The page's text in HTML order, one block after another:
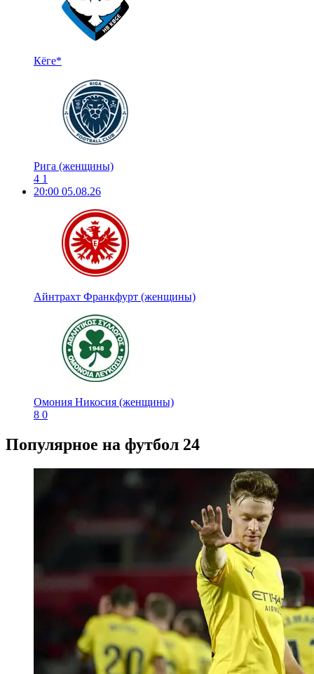
Кёге*
Рига (женщины)
4 1
20:00 05.08.26
Айнтрахт Франкфурт (женщины)
Омония Никосия (женщины)
8 0
Популярное на футбол 24